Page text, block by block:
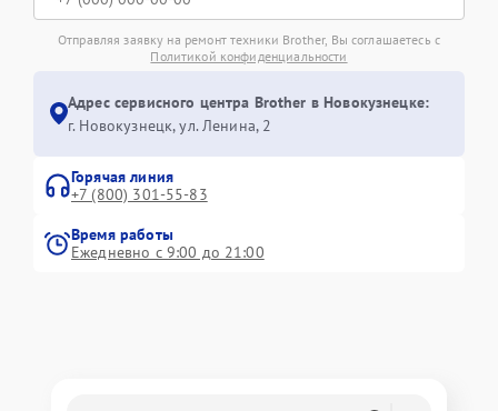
Отправляя заявку на ремонт техники Brother, Вы соглашаетесь с
Политикой конфиденциальности
Адрес сервисного центра Brother в Новокузнецке:
г. Новокузнецк, ул. Ленина, 2
Горячая линия
+7 (800) 301-55-83
Время работы
Ежедневно с 9:00 до 21:00